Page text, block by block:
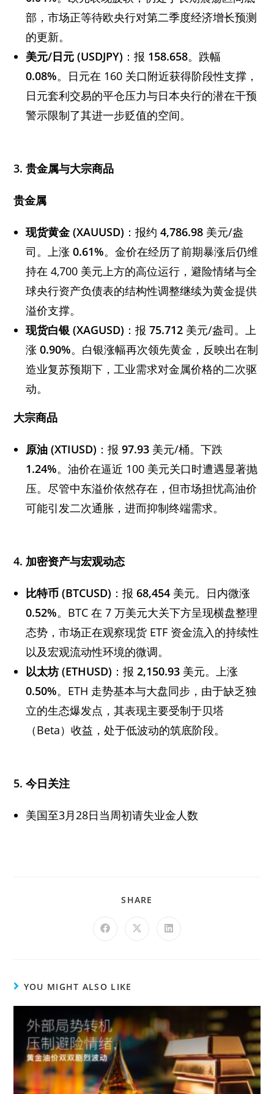
部，市场正等待欧央行对第二季度经济增长预测
的更新。
美元/日元 (USDJPY) ：报 158.658。跌幅
0.08%。日元在 160 关口附近获得阶段性支撑，
日元套利交易的平仓压力与日本央行的潜在干预
警示限制了其进一步贬值的空间。
3.贵金属与大宗商品
贵金属
现货黄金 (XAUUSD) ：报约4,786.98 美元/盎
司。上涨0.61%。金价在经历了前期暴涨后仍维
持在 4,700 美元上方的高位运行，避险情绪与全
球央行资产负债表的结构性调整继续为黄金提供
溢价支撑。
现货白银 (XAGUSD) ：报75.712 美元/盎司。上
涨0.90%。白银涨幅再次领先黄金，反映出在制
造业复苏预期下，工业需求对金属价格的二次驱
动。
大宗商品
原油 (XTIUSD) ：报97.93 美元/桶。下跌
1.24%。油价在逼近 100 美元关口时遭遇显著抛
压。尽管中东溢价依然存在，但市场担忧高油价
可能引发二次通胀，进而抑制终端需求。
4. 加密资产与宏观动态
比特币 (BTCUSD) ：报68,454 美元。日内微涨
0.52%。BTC 在 7 万美元大关下方呈现横盘整理
态势，市场正在观察现货 ETF 资金流入的持续性
以及宏观流动性环境的微调。
以太坊 (ETHUSD) ：报2,150.93 美元。上涨
0.50%。ETH 走势基本与大盘同步，由于缺乏独
立的生态爆发点，其表现主要受制于贝塔
（Beta）收益，处于低波动的筑底阶段。
5.今日关注
美国至3月28日当周初请失业金人数
SHARE
YOU MIGHT ALSO LIKE